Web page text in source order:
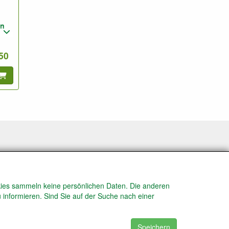
& sammeln keine persönlichen Daten. Die anderen
Sind Sie auf der Suche nach einer
Speichern